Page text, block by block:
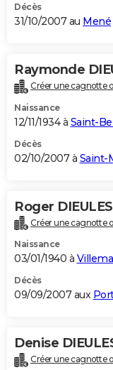
Décès
31/10/2007 au Mené
Raymonde
Créer une cagnotte
Naissance
12/11/1934 à Saint-
Décès
02/10/2007 à Saint-
Roger
Créer une cagnotte
Naissance
03/01/1940 à
Décès
09/09/2007 aux
Denise
Créer une cagnotte